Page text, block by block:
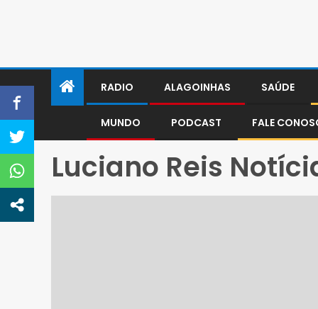
RADIO ALAGOINHAS SAÚDE
MUNDO PODCAST FALE
Luciano Reis